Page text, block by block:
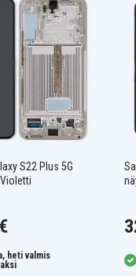
S22 Plus 5G
Violetti
heti valmis